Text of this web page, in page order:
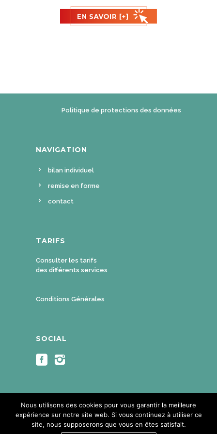
Politique de protections des données
NAVIGATION
bilan individuel
remise en forme
contact
TARIFS
Consulter les tarifs
des différents services
Conditions Générales
SOCIAL
Nous utilisons des cookies pour vous garantir la meilleure
expérience sur notre site web. Si vous continuez à utiliser ce
site, nous supposerons que vous en êtes satisfait.